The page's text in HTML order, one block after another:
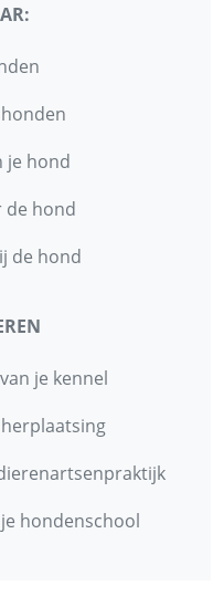
je hond
de hond
de hond
je kennel
hondenschool